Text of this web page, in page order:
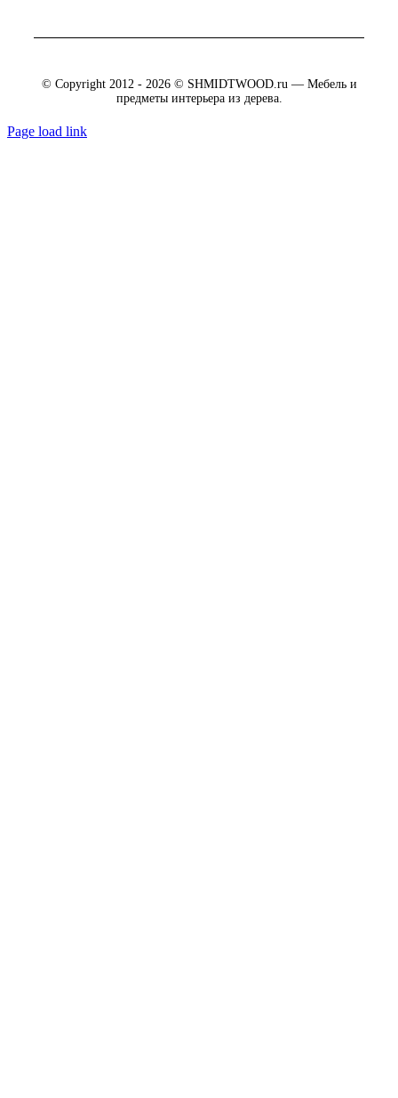
© Copyright 2012 - 2026 © SHMIDTWOOD.ru — Мебель и
предметы интерьера из дерева.
Page load link